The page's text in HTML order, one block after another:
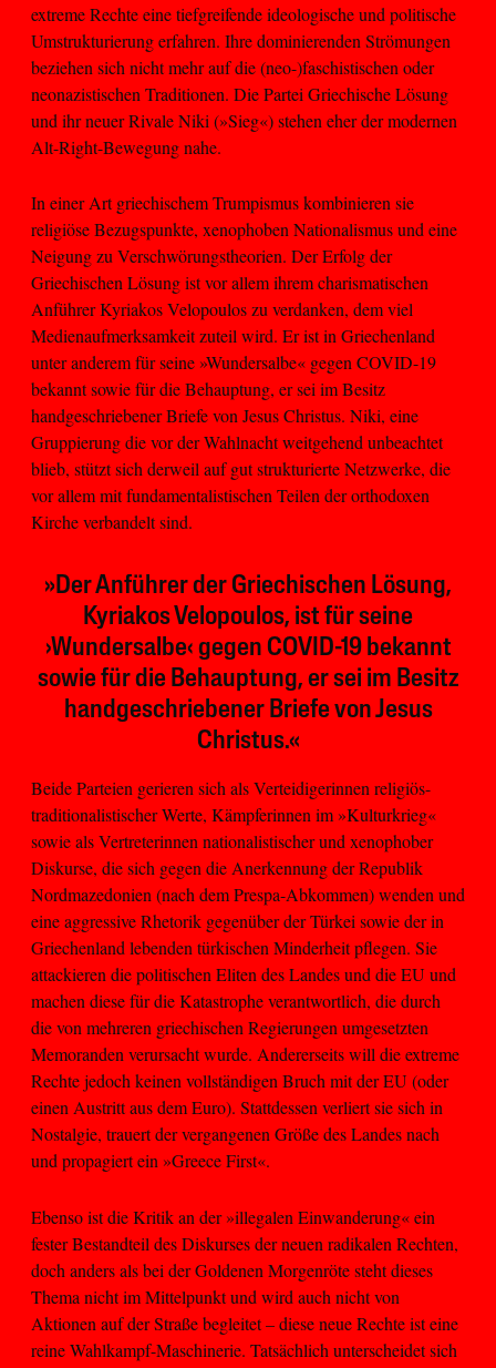
extreme Rechte eine tiefgreifende ideologische und politische
Umstrukturierung erfahren. Ihre dominierenden Strömungen
beziehen sich nicht mehr auf die (neo-)faschistischen oder
neonazistischen Traditionen. Die Partei Griechische Lösung
und ihr neuer Rivale Niki (»Sieg«) stehen eher der modernen
Alt-Right-Bewegung nahe.
In einer Art griechischem Trumpismus kombinieren sie
religiöse Bezugspunkte, xenophoben Nationalismus und eine
Neigung zu Verschwörungstheorien. Der Erfolg der
Griechischen Lösung ist vor allem ihrem charismatischen
Anführer Kyriakos Velopoulos zu verdanken, dem viel
Medienaufmerksamkeit zuteil wird. Er ist in Griechenland
unter anderem für seine »Wundersalbe« gegen COVID-19
bekannt sowie für die Behauptung, er sei im Besitz
handgeschriebener Briefe von Jesus Christus. Niki, eine
Gruppierung die vor der Wahlnacht weitgehend unbeachtet
blieb, stützt sich derweil auf gut strukturierte Netzwerke, die
vor allem mit fundamentalistischen Teilen der orthodoxen
Kirche verbandelt sind.
»Der Anführer der Griechischen Lösung,
Kyriakos Velopoulos, ist für seine
›Wundersalbe‹ gegen COVID-19 bekannt
sowie für die Behauptung, er sei im Besitz
handgeschriebener Briefe von Jesus
Christus.«
Beide Parteien gerieren sich als Verteidigerinnen religiös-
traditionalistischer Werte, Kämpferinnen im »Kulturkrieg«
sowie als Vertreterinnen nationalistischer und xenophober
Diskurse, die sich gegen die Anerkennung der Republik
Nordmazedonien (nach dem Prespa-Abkommen) wenden und
eine aggressive Rhetorik gegenüber der Türkei sowie der in
Griechenland lebenden türkischen Minderheit pflegen. Sie
attackieren die politischen Eliten des Landes und die EU und
machen diese für die Katastrophe verantwortlich, die durch
die von mehreren griechischen Regierungen umgesetzten
Memoranden verursacht wurde. Andererseits will die extreme
Rechte jedoch keinen vollständigen Bruch mit der EU (oder
einen Austritt aus dem Euro). Stattdessen verliert sie sich in
Nostalgie, trauert der vergangenen Größe des Landes nach
und propagiert ein »Greece First«.
Ebenso ist die Kritik an der »illegalen Einwanderung« ein
fester Bestandteil des Diskurses der neuen radikalen Rechten,
doch anders als bei der Goldenen Morgenröte steht dieses
Thema nicht im Mittelpunkt und wird auch nicht von
Aktionen auf der Straße begleitet – diese neue Rechte ist eine
reine Wahlkampf-Maschinerie. Tatsächlich unterscheidet sich